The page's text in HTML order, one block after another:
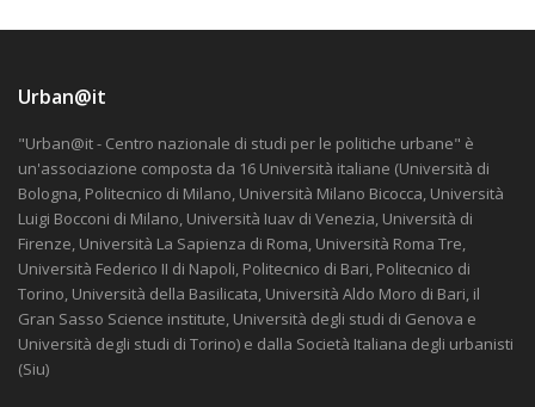
Urban@it
"Urban@it - Centro nazionale di studi per le politiche urbane" è
un'associazione composta da 16 Università italiane (Università di
Bologna, Politecnico di Milano, Università Milano Bicocca, Università
Luigi Bocconi di Milano, Università Iuav di Venezia, Università di
Firenze, Università La Sapienza di Roma, Università Roma Tre,
Università Federico II di Napoli, Politecnico di Bari, Politecnico di
Torino, Università della Basilicata, Università Aldo Moro di Bari, il
Gran Sasso Science institute, Università degli studi di Genova e
Università degli studi di Torino) e dalla Società Italiana degli urbanisti
(Siu)